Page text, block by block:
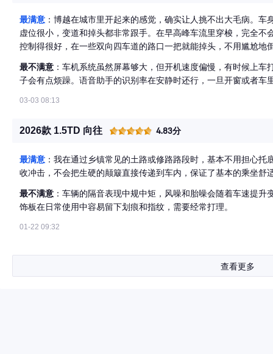
最满意 ：博越在城市里开起来的感觉，确实让人挑不出大毛病。
虚位很小，变道和掉头都非常跟手。在早高峰车流里穿梭，完全
控制得很好，在一些双向四车道的路口一把就能掉头，不用尴尬地
最不满意 ：车机系统虽然屏幕够大，但开机速度偏慢，有时候上
子会有点烦躁。语音助手的识别率在安静时还行，一旦开窗或者车
03-03 08:13
2026款 1.5TD 向往 4.83分
最满意 ：我在通过乡镇常见的土路或修路路段时，基本不用担心
收冲击，不会把生硬的颠簸直接传递到车内，保证了基本的乘坐舒
最不满意 ：车辆的隔音表现中规中矩，风噪和胎噪会随着车速提
饰板在日常使用中容易留下划痕和指纹，需要经常打理。
01-22 09:32
查看更多